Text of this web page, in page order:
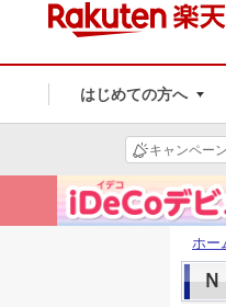
はじめての方へ
キャンペーン
ホー
Ｎ